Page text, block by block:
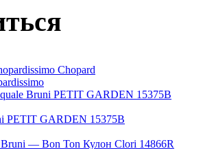
Chopard
Chopardissimo
PETIT GARDEN 15375B